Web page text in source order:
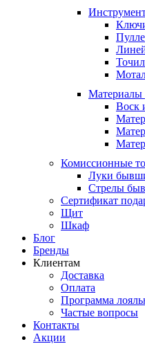
Материалы
Воск
Комиссионные
Луки
Стрелы
Сертификат
Щит
Шкаф
Блог
Бренды
Клиентам
Доставка
Оплата
Программа
Частые вопросы
Контакты
Акции